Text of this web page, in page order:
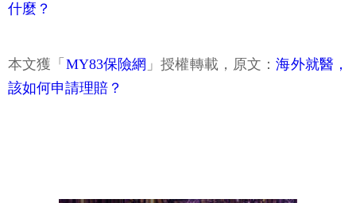
什麼？
本文獲「 MY83保險網 」授權轉載，原文：海外就醫，
該如何申請理賠？